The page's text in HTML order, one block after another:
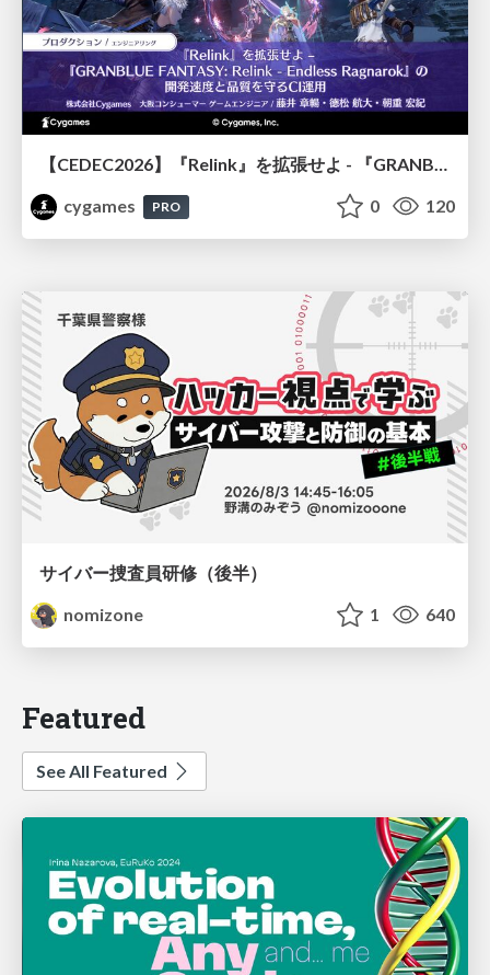
【CEDEC2026】『Relink』を拡張せよ - 『GRANBLUE FANTASY: Relink - Endless Ragnarok』の開発速度と品質を守るCI運用
cygames
PRO 0 120
サイバー捜査員研修（後半）
nomizone
1 640
Featured
See All Featured